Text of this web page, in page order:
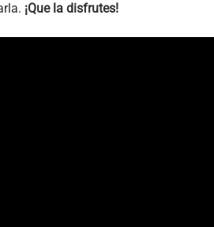
¡Que la disfrutes!